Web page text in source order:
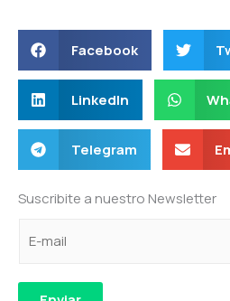
Facebook
LinkedIn
Telegram
Suscribite a nuestro Newsletter